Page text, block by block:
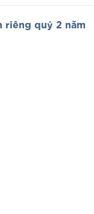
riêng quý 2 năm